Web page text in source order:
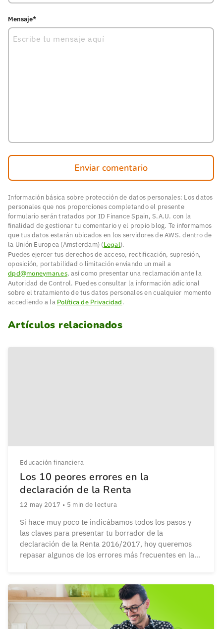
Mensaje*
Enviar comentario
Información básica sobre protección de datos personales: Los datos
personales que nos proporciones completando el presente
formulario serán tratados por ID Finance Spain, S.A.U. con la
finalidad de gestionar tu comentario y el propio blog. Te informamos
que tus datos estarán ubicados en los servidores de AWS. dentro de
la Unión Europea (Amsterdam) (Legal).
Puedes ejercer tus derechos de acceso, rectificación, supresión,
oposición, portabilidad o limitación enviando un mail a
dpd@moneyman.es, así como presentar una reclamación ante la
Autoridad de Control. Puedes consultar la información adicional
sobre el tratamiento de tus datos personales en cualquier momento
accediendo a la Política de Privacidad.
Artículos relacionados
Educación financiera
Los 10 peores errores en la
declaración de la Renta
12 may 2017 • 5 min de lectura
Si hace muy poco te indicábamos todos los pasos y
las claves para presentar tu borrador de la
declaración de la Renta 2016/2017, hoy queremos
repasar algunos de los errores más frecuentes en la
de Hacienda. Estos fallos habituales […]